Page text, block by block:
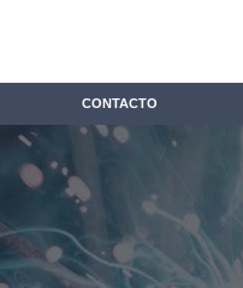
CONTACTO